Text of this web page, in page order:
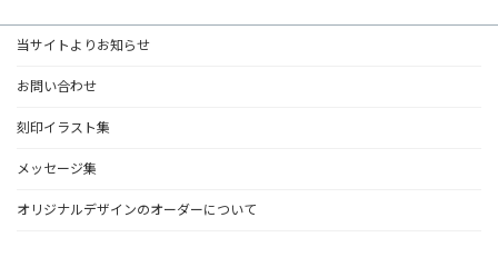
当サイトよりお知らせ
お問い合わせ
刻印イラスト集
メッセージ集
オリジナルデザインのオーダーについて